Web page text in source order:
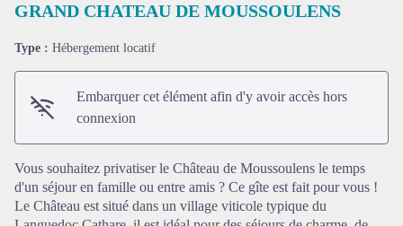
GRAND CHATEAU DE MOUSSOULENS
Type : Hébergement locatif
Embarquer cet élément afin d'y avoir accès hors
connexion
Vous souhaitez privatiser le Château de Moussoulens le temps
d'un séjour en famille ou entre amis ? Ce gîte est fait pour vous !
Le Château est situé dans un village viticole typique du